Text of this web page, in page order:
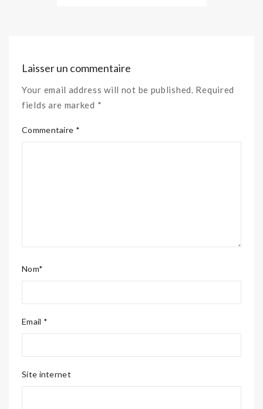
Laisser un commentaire
Your email address will not be published. Required
fields are marked *
Commentaire *
Nom*
Email *
Site internet